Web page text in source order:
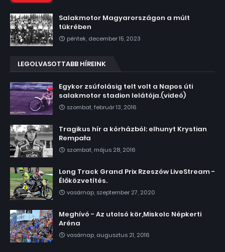
Salakmotor Magyarországon a múlt
tükrében
péntek, december 15, 2023
LEGOLVASOTTABB HÍREINK
Egykor zsúfolásig telt volt a Napos úti
salakmotor stadion lelátója.(videó)
szombat, február 13, 2016
Tragikus hír a kórházból: elhunyt Krystian
Rempała
szombat, május 28, 2016
Long Track Grand Prix Rzeszów LiveStream -
Élőközvetítés.
vasárnap, szeptember 27, 2020
Meghívó - Az utolsó kör,Miskolc Népkerti
Aréna
vasárnap, augusztus 21, 2016